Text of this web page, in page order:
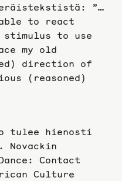
”…
to react
to use
my old
direction of
(reasoned)
tulee hienosti
Contact
Culture